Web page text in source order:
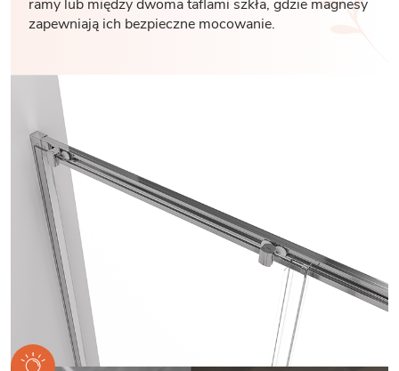
ramy lub między dwoma taflami szkła, gdzie magnesy
zapewniają ich bezpieczne mocowanie.